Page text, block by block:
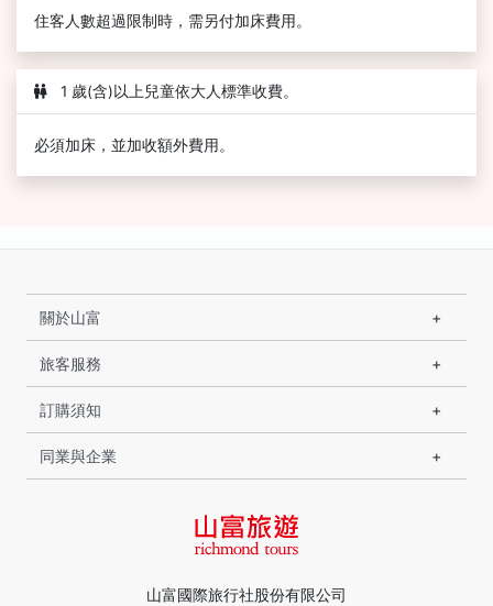
住客人數超過限制時，需另付加床費用。
1 歲(含)以上兒童依大人標準收費。
必須加床，並加收額外費用。
山富國際旅行社股份有限公司
關於山富
旅客服務
訂購須知
同業與企業